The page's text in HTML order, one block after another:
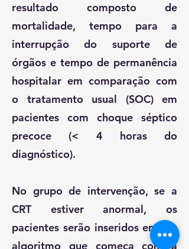
resultado composto de
mortalidade, tempo para a
interrupção do suporte de
órgãos e tempo de permanência
hospitalar em comparação com
o tratamento usual (SOC) em
pacientes com choque séptico
precoce (< 4 horas do
diagnóstico).
No grupo de intervenção, se a
CRT estiver anormal, os
pacientes serão inseridos em um
algoritmo que começa com a